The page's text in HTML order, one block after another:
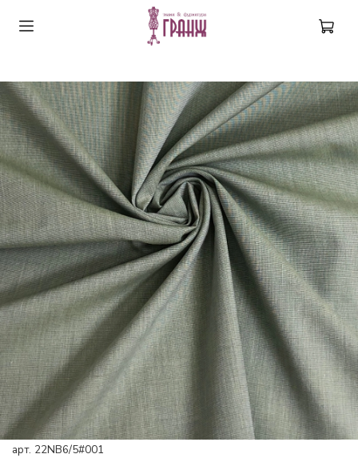
арт. 22NB6/5#001